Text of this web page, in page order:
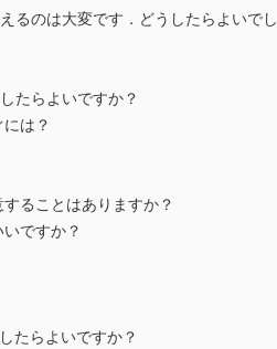
のは大変です．どうしたらよいでし
らよいですか？
は？
ことはありますか？
ですか？
らよいですか？